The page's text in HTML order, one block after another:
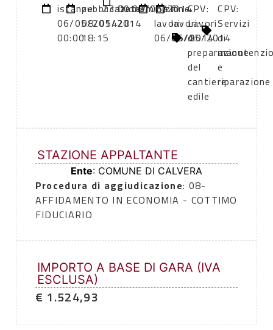
istanze:
06/05/2014
00:00
pubblicazione:
08/05/2014
18:15
23:00Determina
20
06/05/2014
inizio
lavori:
06/05/2014
fine
lavori:
06/05/2014
CPV:
Lavori
di
preparazione
del
cantiere
edile
CPV:
Servizi
di
e
riparazione
STAZIONE APPALTANTE
Ente: COMUNE DI CALVERA
Procedura di aggiudicazione: 08-
AFFIDAMENTO IN ECONOMIA - COTTIMO
FIDUCIARIO
IMPORTO A BASE DI GARA (IVA
ESCLUSA)
€ 1.524,93